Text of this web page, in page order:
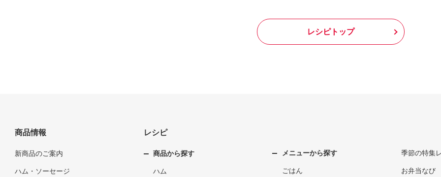
レシピトップ
商品情報
新商品のご案内
ハム・ソーセージ
レシピ
商品から探す
ハム
メニューから探す
ごはん
季節の特集
お弁当なび